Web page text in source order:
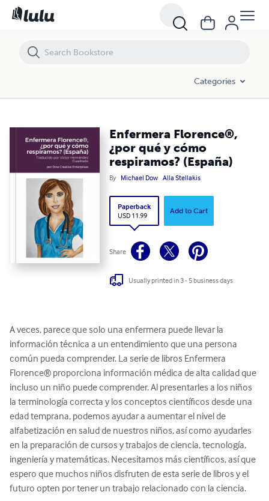
Categories
Enfermera Florence®,
¿por qué y cómo
respiramos? (España)
By Michael Dow Alla Stellakis
Paperback
USD 11.99
Add to Cart
Share
Usually printed in 3 - 5 business days
A veces, parece que solo una enfermera puede llevar la
información técnica a un entendimiento que una persona
común pueda comprender. La serie de libros Enfermera
Florence® proporciona información médica de alta calidad que
incluso un niño puede comprender. Al presentarles a los niños
la terminología correcta y los conceptos científicos desde una
edad temprana, podemos ayudar a aumentar el nivel de
alfabetización en salud de nuestros niños, así como ayudarles
en la preparación de cursos y trabajos de ciencia, tecnología,
ingeniería y matemáticas. Necesitamos más científicos, así que
espero que muchos niños disfruten de esta serie de libros y el
futuro opten por tener un trabajo relacionado con la ciencia.
Enfermera Florence®, ¿por qué y cómo respiramos? (España)